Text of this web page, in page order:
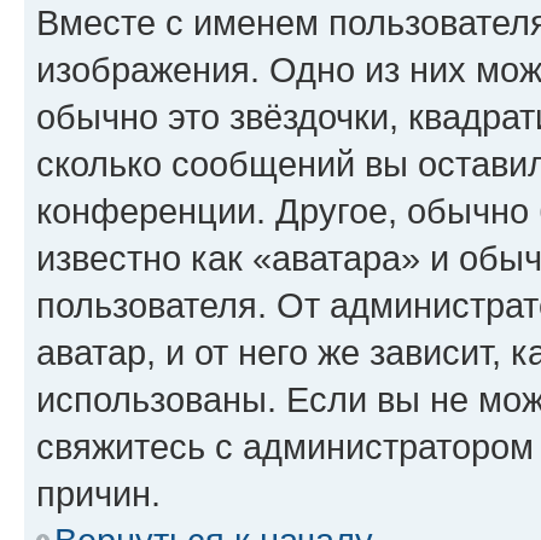
Вместе с именем
изображения. Одно из них
обычно это звёздочки,
сколько сообщений вы
конференции. Другое,
известно как «аватара» и
пользователя. От
аватар, и от него же зависит,
использованы. Если вы не
свяжитесь с
причин.